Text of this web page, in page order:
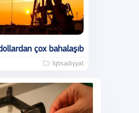
çox bahalaşıb
İqtisadiyyat